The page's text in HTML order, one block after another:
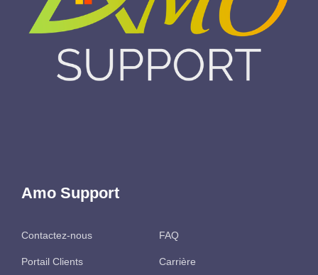
Amo Support
Contactez-nous FAQ
Portail Clients Carrière